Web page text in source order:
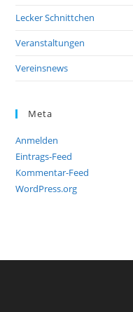
Lecker Schnittchen
Veranstaltungen
Vereinsnews
Meta
Anmelden
Eintrags-Feed
Kommentar-Feed
WordPress.org